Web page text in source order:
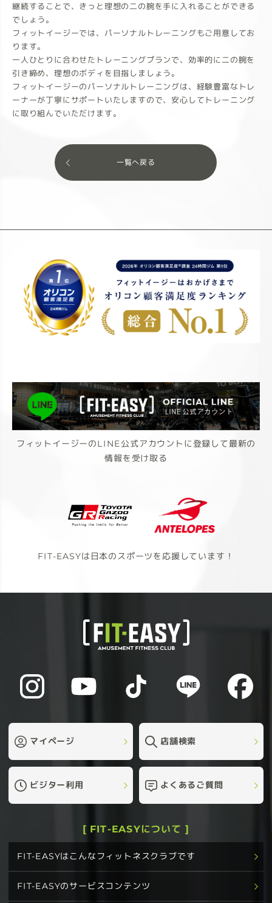
継続することで、きっと理想の二の腕を手に入れることができる
でしょう。
フィットイージーでは、パーソナルトレーニングもご用意してお
ります。
一人ひとりに合わせたトレーニングプランで、効率的に二の腕を
引き締め、理想のボディを目指しましょう。
フィットイージーのパーソナルトレーニングは、経験豊富なトレ
ーナーが丁寧にサポートいたしますので、安心してトレーニング
に取り組んでいただけます。
一覧へ戻る
フィットイージーのLINE公式アカウントに登録して最新の
情報を受け取る
FIT-EASYは日本のスポーツを応援しています！
マイページ 店舗検索
ビジター利用 よくあるご質問
[ FIT-EASYについて ]
FIT-EASYはこんなフィットネスクラブです
FIT-EASYのサービスコンテンツ